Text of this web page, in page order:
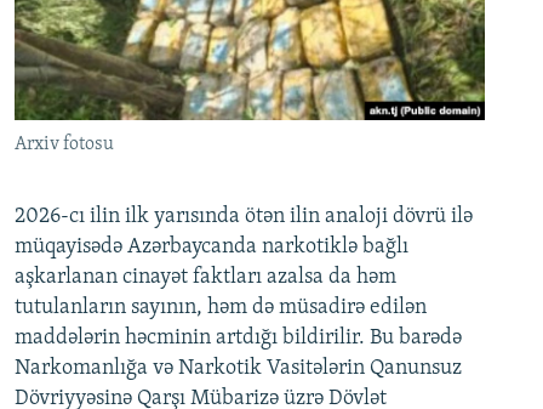
Arxiv fotosu
2026-cı ilin ilk yarısında ötən ilin analoji dövrü ilə
müqayisədə Azərbaycanda narkotiklə bağlı
aşkarlanan cinayət faktları azalsa da həm
tutulanların sayının, həm də müsadirə edilən
maddələrin həcminin artdığı bildirilir. Bu barədə
Narkomanlığa və Narkotik Vasitələrin Qanunsuz
Dövriyyəsinə Qarşı Mübarizə üzrə Dövlət